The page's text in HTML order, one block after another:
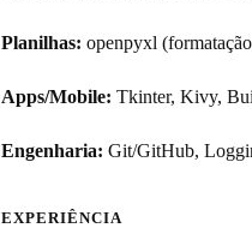
Planilhas: openpyxl
Apps/Mobile: Tkinter, Kivy,
Engenharia: Git/GitHub,
EXPERIÊNCIA